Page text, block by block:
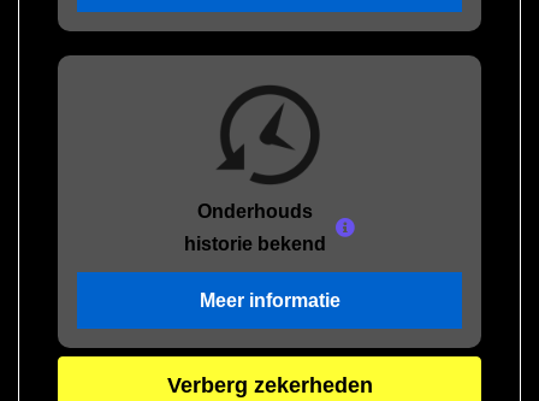
Onderhouds
historie bekend
Meer informatie
Verberg zekerheden